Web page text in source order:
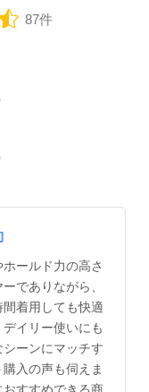
87件
ールド力の高さ
でありながら、
着用しても快適
イリー使いにも
ーンにマッチす
入の声も伺えま
すすめできる商